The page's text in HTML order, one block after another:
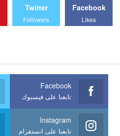
Facebook
Likes
Twitter
Followers
Facebook
تابعنا على فيسبوك
Instagram
تابعنا على انستقرام